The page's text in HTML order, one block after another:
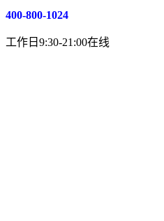
400-800-1024
工作日9:30-21:00在线